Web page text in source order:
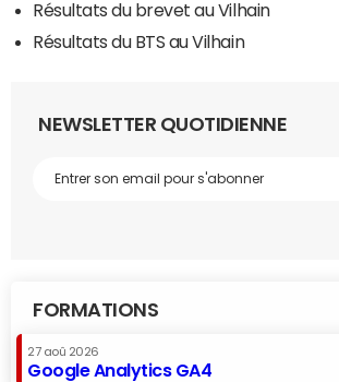
Résultats du brevet au Vilhain
Résultats du BTS au Vilhain
NEWSLETTER QUOTIDIENNE
FORMATIONS
27 aoû 2026
Google Analytics GA4